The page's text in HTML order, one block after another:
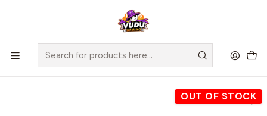
🚀 ¡Despachamos a todo Chile! Envío GRATIS a Regiones sobre
$100.000 y a RM sobre $35.000
Home Juegos de Mesa Editorial Devir
Guerra del Anillo - Español
OUT OF STOCK